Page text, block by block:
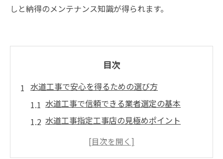
しと納得のメンテナンス知識が得られます。
目次
水道工事で安心を得るための選び方
水道工事で信頼できる業者選定の基本
水道工事指定工事店の見極めポイント
悪質な水道業者を回避する賢い判断法